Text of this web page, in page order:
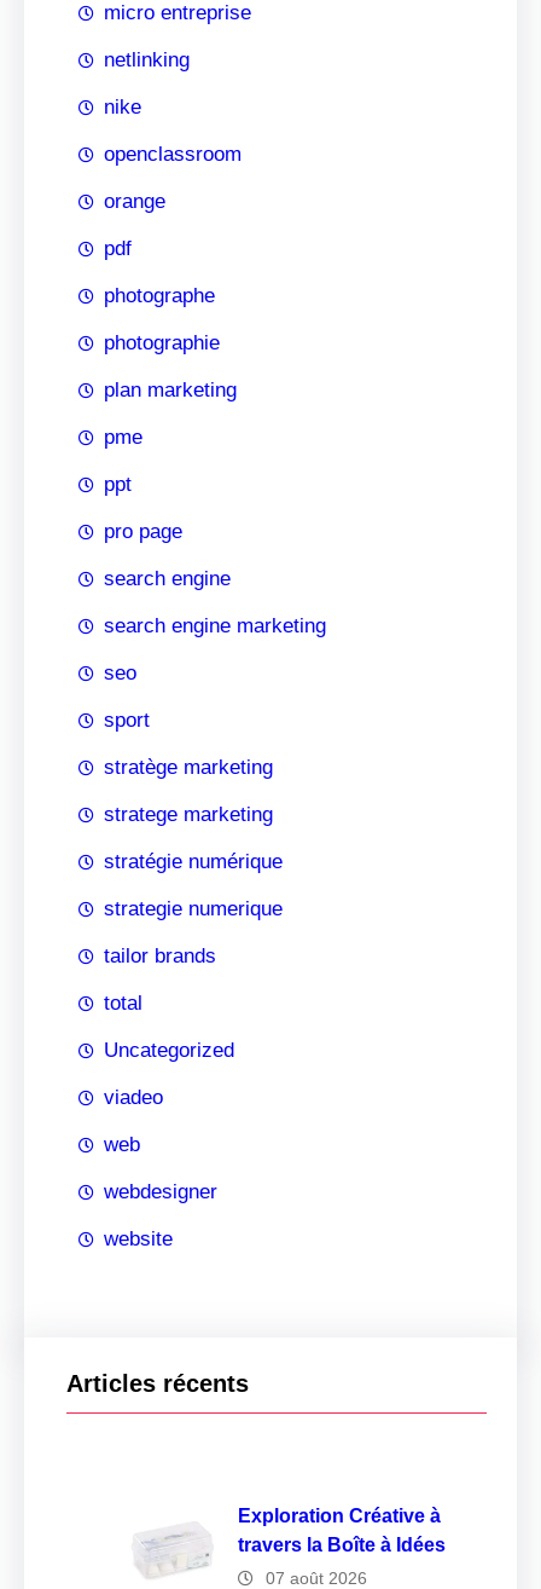
micro entreprise
netlinking
nike
openclassroom
orange
pdf
photographe
photographie
plan marketing
pme
ppt
pro page
search engine
search engine marketing
seo
sport
stratège marketing
stratege marketing
stratégie numérique
strategie numerique
tailor brands
total
Uncategorized
viadeo
web
webdesigner
website
Articles récents
Exploration Créative à
travers la Boîte à Idées
07 août 2026